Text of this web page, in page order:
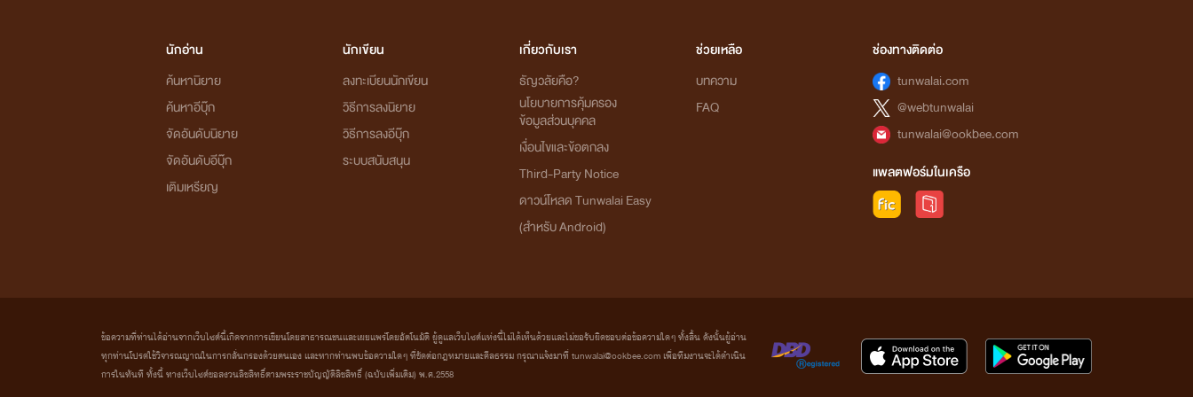
นักอ่าน
ค้นหานิยาย
ค้นหาอีบุ๊ก
จัดอันดับนิยาย
จัดอันดับอีบุ๊ก
เติมเหรียญ
นักเขียน
ลงทะเบียนนักเขียน
วิธีการลงนิยาย
วิธีการลงอีบุ๊ก
ระบบสนับสนุน
เกี่ยวกับเรา
ธัญวลัยคือ?
นโยบายการคุ้มครอง
ข้อมูลส่วนบุคคล
เงื่อนไขและข้อตกลง
Third-Party Notice
ดาวน์โหลด Tunwalai Easy
(สำหรับ Android)
ช่วยเหลือ
บทความ
FAQ
ช่องทางติดต่อ
tunwalai.com
@webtunwalai
tunwalai@ookbee.com
แพลตฟอร์มในเครือ
ข้อความที่ท่านได้อ่านจากเว็บไซต์นี้เกิดจากการเขียนโดยสาธารณชนและเผยแพร่โดยอัตโนมัติ ผู้ดูแลเว็บไซต์แห่งนี้ไม่ได้เห็นด้วยและไม่ขอรับผิดชอบต่อข้อความใดๆ ทั้งสิ้น ดังนั้นผู้อ่าน
ทุกท่านโปรดใช้วิจารณญาณในการกลั่นกรองด้วยตนเอง และหากท่านพบข้อความใดๆ ที่ขัดต่อกฎหมายและศีลธรรม กรุณาแจ้งมาที่ tunwalai@ookbee.com เพื่อทีมงานจะได้ดำเนิน
การในทันที ทั้งนี้ ทางเว็บไซต์ขอสงวนลิขสิทธิ์ตามพระราชบัญญัติลิขสิทธิ์ (ฉบับเพิ่มเติม) พ.ศ.2558